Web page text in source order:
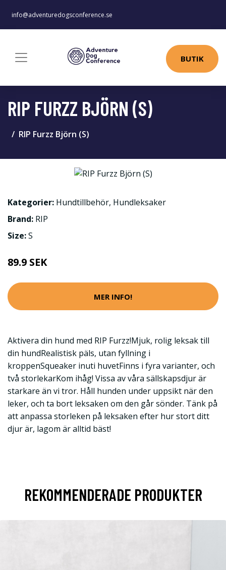
info@adventuredogsconference.se
BUTIK
RIP FURZZ BJÖRN (S)
RIP Furzz Björn (S)
Kategorier: Hundtillbehör, Hundleksaker
Brand: RIP
Size:S
89.9 SEK
MER INFO!
Aktivera din hund med RIP Furzz!Mjuk, rolig leksak till
din hundRealistisk päls, utan fyllning i
kroppenSqueaker inuti huvetFinns i fyra varianter, och
två storlekarKom ihåg! Vissa av våra sällskapsdjur är
starkare än vi tror. Håll hunden under uppsikt när den
leker, och ta bort leksaken om den går sönder. Tänk på
att anpassa storleken på leksaken efter hur stort ditt
djur är, lagom är alltid bäst!
REKOMMENDERADE PRODUKTER